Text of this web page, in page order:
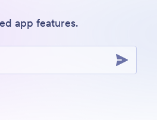
app features.